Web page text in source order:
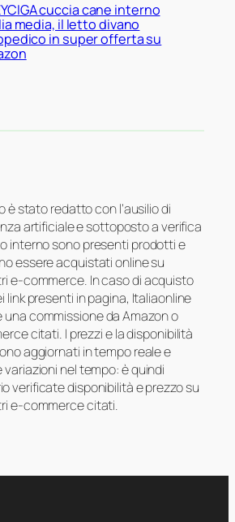
cuccia cane interno
media, il letto divano
in super offerta su
è stato redatto con l’ausilio di
artificiale e sottoposto a verifica
interno sono presenti prodotti e
essere acquistati online su
e-commerce. In caso di acquisto
link presenti in pagina, Italiaonline
commissione da Amazon o
citati. I prezzi e la disponibilità
aggiornati in tempo reale e
nel tempo: è quindi
verificate disponibilità e prezzo su
e-commerce citati.